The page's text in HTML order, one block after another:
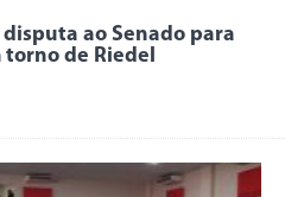
ao Senado para
de Riedel